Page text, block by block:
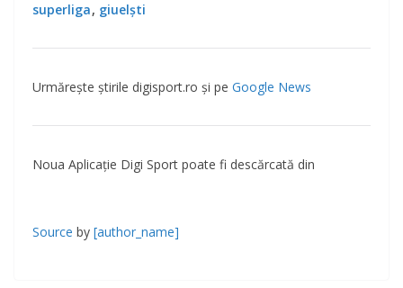
superliga, giuelști
Urmărește știrile digisport.ro și pe Google News
Noua Aplicaţie Digi Sport poate fi descărcată din
Source by [author_name]